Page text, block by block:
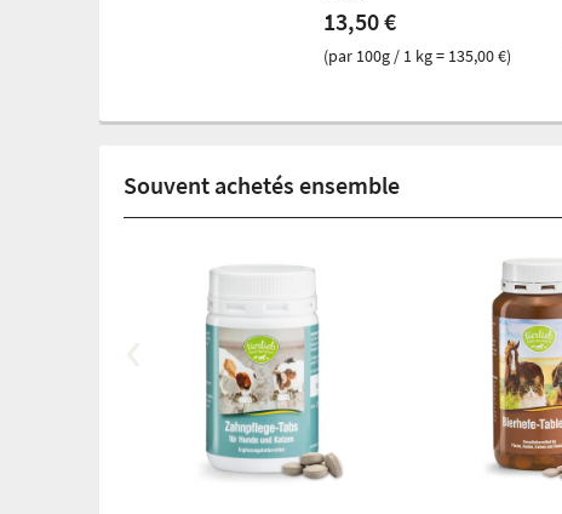
13,50 €
(par 100g / 1 kg = 135,00 €)
Souvent achetés ensemble